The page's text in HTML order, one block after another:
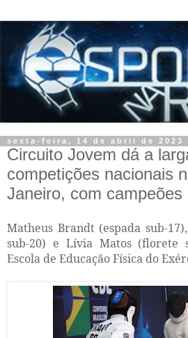
sexta-feira, 14 de abril de 2023
Circuito Jovem dá a
competições nacionais
Janeiro, com
Matheus Brandt (espada sub-
sub-20) e Lívia Matos (florete
Escola de Educação Física do